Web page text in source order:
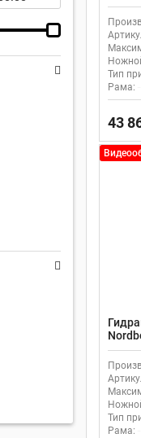
Тип
Рама:
43
Тип
Рама: